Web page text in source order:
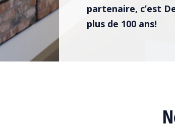
partenaire, c’est
plus de 100 ans!